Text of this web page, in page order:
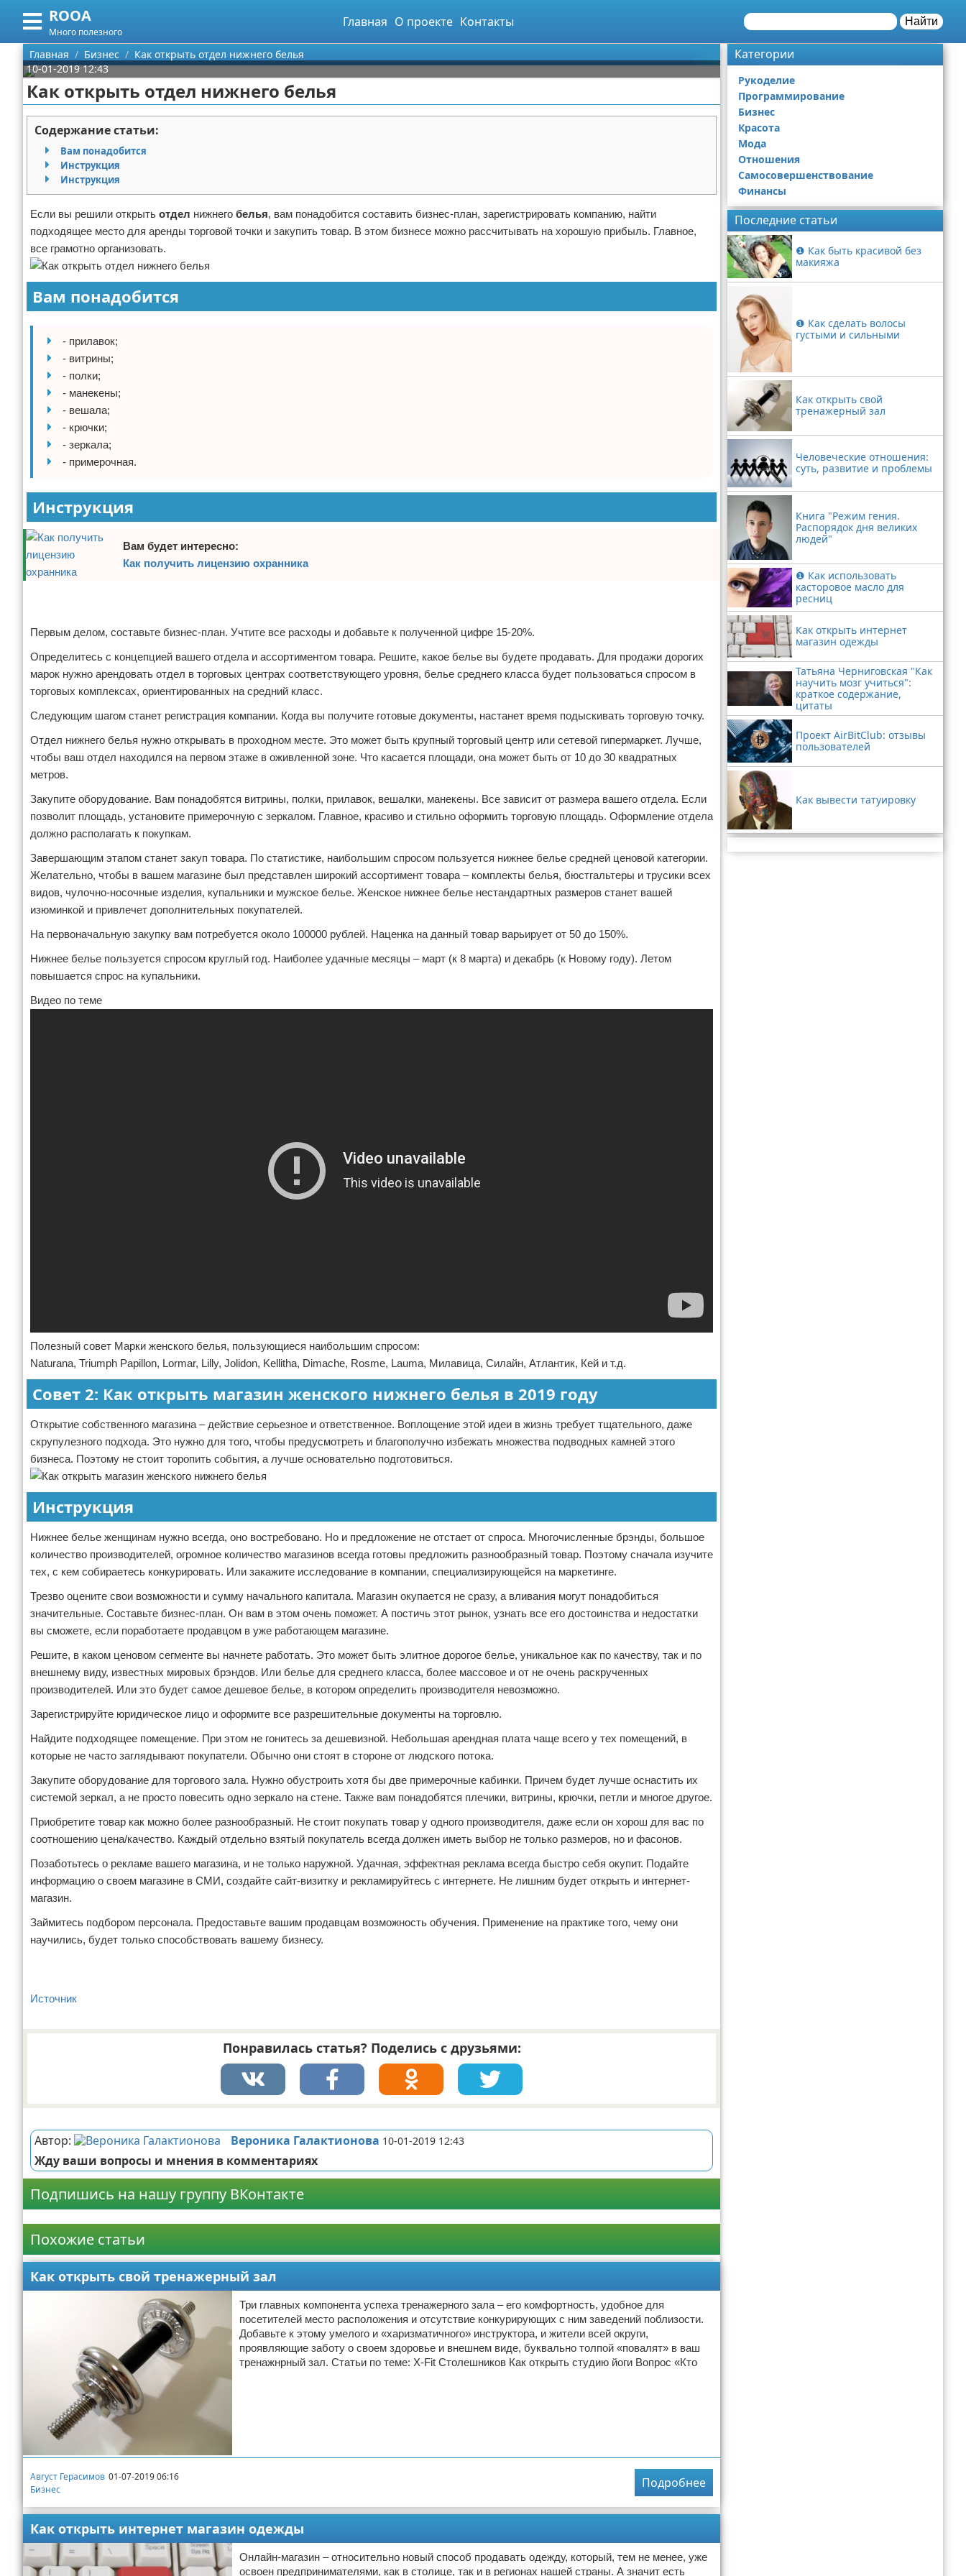
ROOA
Много полезного
Главная О проекте Контакты Найти
Меню
Главная
Категории
Рукоделие
Программирование
Бизнес
Красота
Мода
Отношения
Самосовершенствование
Финансы
Поиск
О проекте
Контакты
Сотрудничество
Размещение рекламы
Для правообладателей
Условия предоставления информации
Отказ от ответственности
Главная Бизнес
Как открыть отдел нижнего белья
10-01-2019 12:43
Как открыть отдел нижнего белья
Содержание статьи:
Вам понадобится
Инструкция
Инструкция
Если вы решили открыть отдел нижнего белья, вам понадобится составить бизнес-план, зарегистрировать компанию, найти
подходящее место для аренды торговой точки и закупить товар. В этом бизнесе можно рассчитывать на хорошую прибыль. Главное,
все грамотно организовать.
Вам понадобится
- прилавок;
- витрины;
- полки;
- манекены;
- вешала;
- крючки;
- зеркала;
- примерочная.
Инструкция
Вам будет интересно:
Как получить лицензию охранника
Первым делом, составьте бизнес-план. Учтите все расходы и добавьте к полученной цифре 15-20%.
Определитесь с концепцией вашего отдела и ассортиментом товара. Решите, какое белье вы будете продавать. Для продажи дорогих
марок нужно арендовать отдел в торговых центрах соответствующего уровня, белье среднего класса будет пользоваться спросом в
торговых комплексах, ориентированных на средний класс.
Следующим шагом станет регистрация компании. Когда вы получите готовые документы, настанет время подыскивать торговую точку.
Отдел нижнего белья нужно открывать в проходном месте. Это может быть крупный торговый центр или сетевой гипермаркет. Лучше,
чтобы ваш отдел находился на первом этаже в оживленной зоне. Что касается площади, она может быть от 10 до 30 квадратных
метров.
Закупите оборудование. Вам понадобятся витрины, полки, прилавок, вешалки, манекены. Все зависит от размера вашего отдела. Если
позволит площадь, установите примерочную с зеркалом. Главное, красиво и стильно оформить торговую площадь. Оформление отдела
должно располагать к покупкам.
Завершающим этапом станет закуп товара. По статистике, наибольшим спросом пользуется нижнее белье средней ценовой категории.
Желательно, чтобы в вашем магазине был представлен широкий ассортимент товара – комплекты белья, бюстгальтеры и трусики всех
видов, чулочно-носочные изделия, купальники и мужское белье. Женское нижнее белье нестандартных размеров станет вашей
изюминкой и привлечет дополнительных покупателей.
На первоначальную закупку вам потребуется около 100000 рублей. Наценка на данный товар варьирует от 50 до 150%.
Нижнее белье пользуется спросом круглый год. Наиболее удачные месяцы – март (к 8 марта) и декабрь (к Новому году). Летом
повышается спрос на купальники.
Видео по теме
Полезный совет Марки женского белья, пользующиеся наибольшим спросом:
Naturana, Triumph Papillon, Lormar, Lilly, Jolidon, Kellitha, Dimache, Rosme, Lauma, Милавица, Силайн, Атлантик, Кей и т.д.
Совет 2: Как открыть магазин женского нижнего белья в 2019 году
Открытие собственного магазина – действие серьезное и ответственное. Воплощение этой идеи в жизнь требует тщательного, даже
скрупулезного подхода. Это нужно для того, чтобы предусмотреть и благополучно избежать множества подводных камней этого
бизнеса. Поэтому не стоит торопить события, а лучше основательно подготовиться.
Инструкция
Нижнее белье женщинам нужно всегда, оно востребовано. Но и предложение не отстает от спроса. Многочисленные брэнды, большое
количество производителей, огромное количество магазинов всегда готовы предложить разнообразный товар. Поэтому сначала изучите
тех, с кем собираетесь конкурировать. Или закажите исследование в компании, специализирующейся на маркетинге.
Трезво оцените свои возможности и сумму начального капитала. Магазин окупается не сразу, а вливания могут понадобиться
значительные. Составьте бизнес-план. Он вам в этом очень поможет. А постичь этот рынок, узнать все его достоинства и недостатки
вы сможете, если поработаете продавцом в уже работающем магазине.
Решите, в каком ценовом сегменте вы начнете работать. Это может быть элитное дорогое белье, уникальное как по качеству, так и по
внешнему виду, известных мировых брэндов. Или белье для среднего класса, более массовое и от не очень раскрученных
производителей. Или это будет самое дешевое белье, в котором определить производителя невозможно.
Зарегистрируйте юридическое лицо и оформите все разрешительные документы на торговлю.
Найдите подходящее помещение. При этом не гонитесь за дешевизной. Небольшая арендная плата чаще всего у тех помещений, в
которые не часто заглядывают покупатели. Обычно они стоят в стороне от людского потока.
Закупите оборудование для торгового зала. Нужно обустроить хотя бы две примерочные кабинки. Причем будет лучше оснастить их
системой зеркал, а не просто повесить одно зеркало на стене. Также вам понадобятся плечики, витрины, крючки, петли и многое другое.
Приобретите товар как можно более разнообразный. Не стоит покупать товар у одного производителя, даже если он хорош для вас по
соотношению цена/качество. Каждый отдельно взятый покупатель всегда должен иметь выбор не только размеров, но и фасонов.
Позаботьтесь о рекламе вашего магазина, и не только наружной. Удачная, эффектная реклама всегда быстро себя окупит. Подайте
информацию о своем магазине в СМИ, создайте сайт-визитку и рекламируйтесь с интернете. Не лишним будет открыть и интернет-
магазин.
Займитесь подбором персонала. Предоставьте вашим продавцам возможность обучения. Применение на практике того, чему они
научились, будет только способствовать вашему бизнесу.
Источник
Понравилась статья? Поделись с друзьями:
Автор: Вероника Галактионова 10-01-2019 12:43
Жду ваши вопросы и мнения в комментариях
Подпишись на нашу группу ВКонтакте
Похожие статьи
Как открыть свой тренажерный зал
Три главных компонента успеха тренажерного зала – его комфортность, удобное для
посетителей место расположения и отсутствие конкурирующих с ним заведений поблизости.
Добавьте к этому умелого и «харизматичного» инструктора, и жители всей округи,
проявляющие заботу о своем здоровье и внешнем виде, буквально толпой «повалят» в ваш
тренажнрный зал. Статьи по теме: X-Fit Столешников Как открыть студию йоги Вопрос «Кто
Август Герасимов 01-07-2019 06:16
Бизнес
Подробнее
Как открыть интернет магазин одежды
Онлайн-магазин – относительно новый способ продавать одежду, который, тем не менее, уже
освоен предпринимателями, как в столице, так и в регионах нашей страны. А значит есть
Категории
Рукоделие
Программирование
Бизнес
Красота
Мода
Отношения
Самосовершенствование
Финансы
Последние статьи
❶ Как быть красивой без
макияжа
❶ Как сделать волосы
густыми и сильными
Как открыть свой
тренажерный зал
Человеческие отношения:
суть, развитие и проблемы
Книга "Режим гения.
Распорядок дня великих
людей"
❶ Как использовать
касторовое масло для
ресниц
Как открыть интернет
магазин одежды
Татьяна Черниговская "Как
научить мозг учиться":
краткое содержание,
цитаты
Проект AirBitClub: отзывы
пользователей
Как вывести татуировку